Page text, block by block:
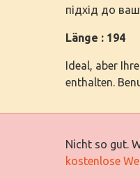
підхід до
Länge : 194
Ideal, aber
enthalten.
Nicht so gut.
kostenlose